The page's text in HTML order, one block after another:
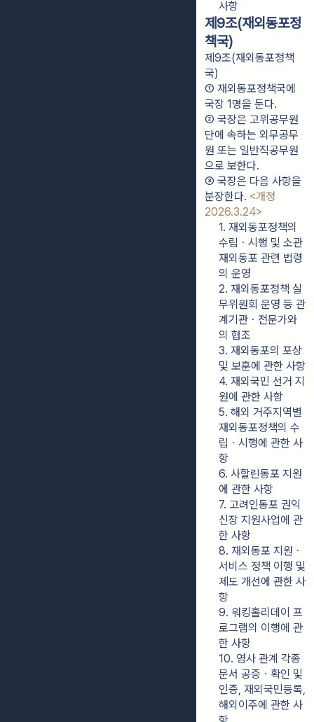
사항
제9조(재외동포정
책국)
제9조(재외동포정책
국)
① 재외동포정책국에
국장 1명을 둔다.
② 국장은 고위공무원
단에 속하는 외무공무
원 또는 일반직공무원
으로 보한다.
③ 국장은 다음 사항을
분장한다. <개정
2026.3.24>
1. 재외동포정책의
수립ㆍ시행 및 소관
재외동포 관련 법령
의 운영
2. 재외동포정책 실
무위원회 운영 등 관
계기관ㆍ전문가와
의 협조
3. 재외동포의 포상
및 보훈에 관한 사항
4. 재외국민 선거 지
원에 관한 사항
5. 해외 거주지역별
재외동포정책의 수
립ㆍ시행에 관한 사
항
6. 사할린동포 지원
에 관한 사항
7. 고려인동포 권익
신장 지원사업에 관
한 사항
8. 재외동포 지원ㆍ
서비스 정책 이행 및
제도 개선에 관한 사
항
9. 워킹홀리데이 프
로그램의 이행에 관
한 사항
10. 영사 관계 각종
문서 공증ㆍ확인 및
인증, 재외국민등록,
해외이주에 관한 사